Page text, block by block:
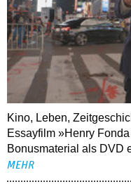
Kino, Leben,
Essayfilm »Henry
Bonusmaterial als DVD
MEHR